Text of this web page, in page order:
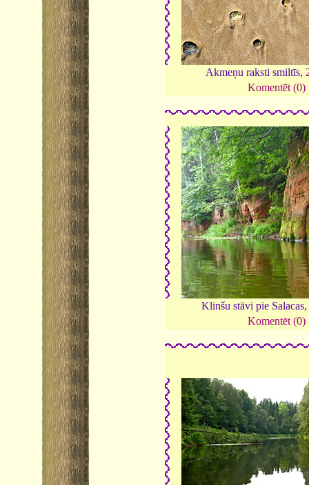
Akmeņu raksti smiltīs,
Komentēt (0)
Klinšu stāvi pie
Komentēt (0)